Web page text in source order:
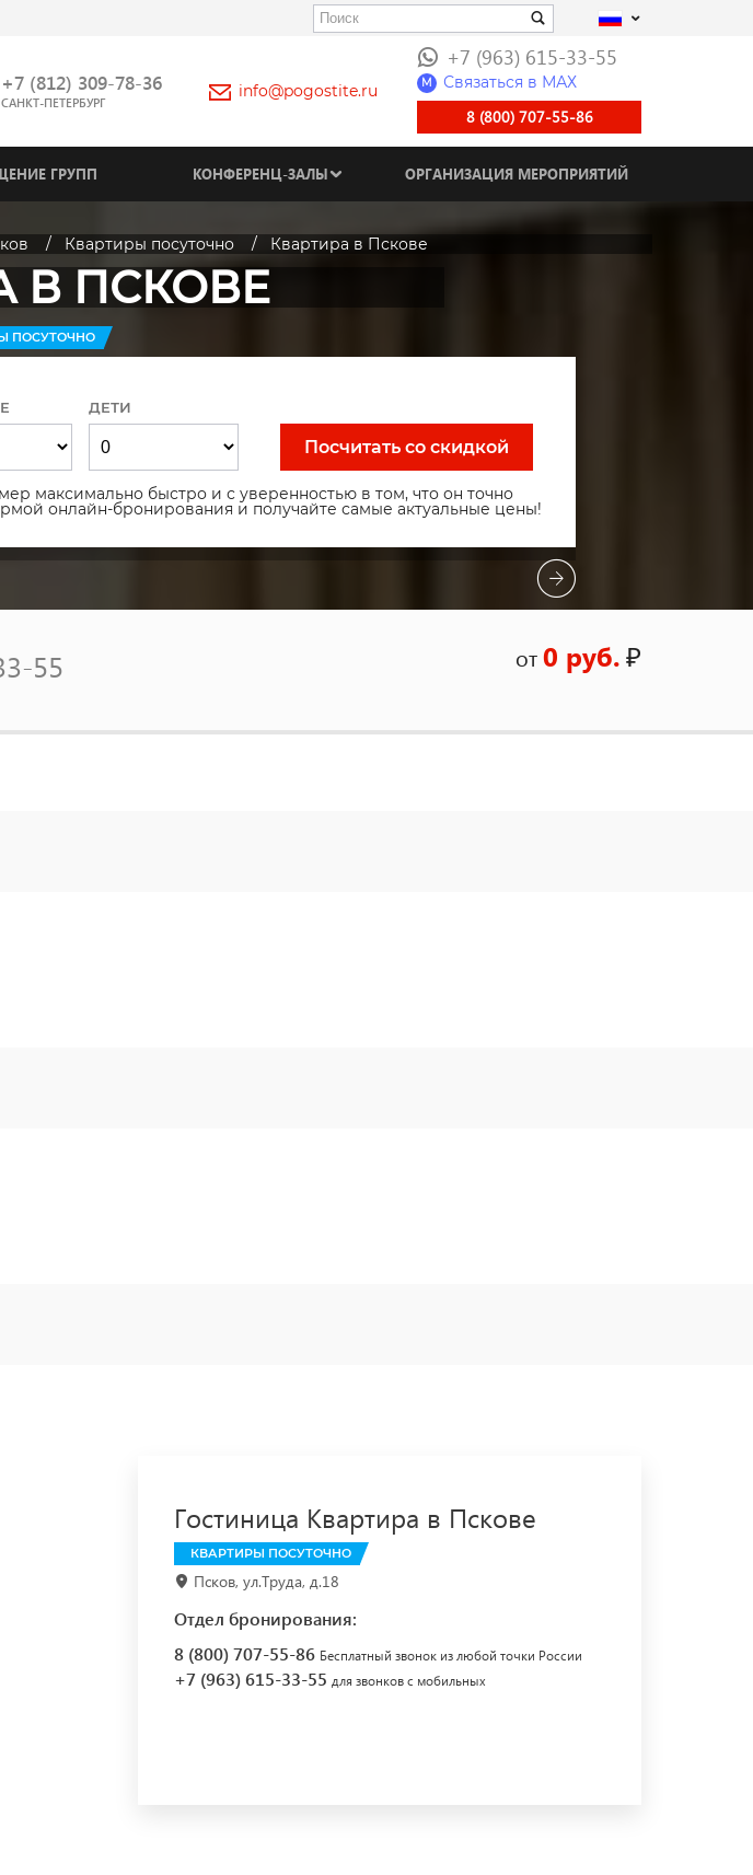
+7 (812) 309-78-36
САНКТ-ПЕТЕРБУРГ
info@pogostite.ru
+7 (963) 615-33-55
M Связаться в МАХ
8 (800) 707-55-86
ГРУПП КОНФЕРЕНЦ-ЗАЛЫ ОРГАНИЗАЦИЯ МЕРОПРИЯТИЙ
Квартиры посуточно Квартира в Пскове
В ПСКОВЕ
ПОСУТОЧНО
ДЕТИ
Посчитать со скидкой
максимально быстро и с уверенностью в том, что он точно
онлайн-бронирования и получайте самые актуальные цены!
55 от0 руб.₽
Гостиница Квартира в Пскове
КВАРТИРЫ ПОСУТОЧНО
Псков, ул.Труда, д.18
Отдел бронирования:
8 (800) 707-55-86 Бесплатный звонок из любой точки России
+7 (963) 615-33-55 для звонков с мобильных